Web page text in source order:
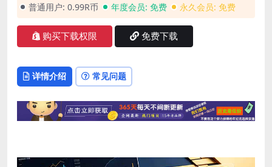
普通用户: 0.99R币 年度会员: 免费 永久会员: 免费
购买下载权限 免费下载
详情介绍 常见问题